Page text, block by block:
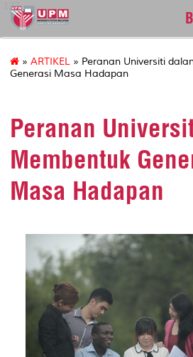
127
» ARTIKEL » Peranan Universiti
Generasi Masa Hadapan
Peranan
Membentuk
Masa Hadapan